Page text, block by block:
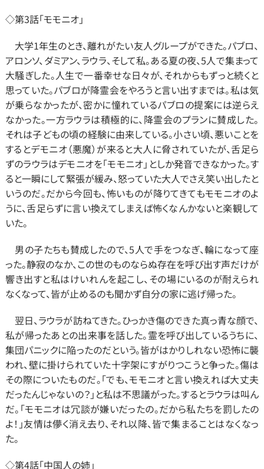
◇第3話「モモニオ」
大学1年生のとき、離れがたい友人グループができた。パブロ、
アロンソ、ダミアン、ラウラ、そして私。ある夏の夜、5人で集まって
大騒ぎした。人生で一番幸せな日々が、それからもずっと続くと
思っていた。パブロが降霊会をやろうと言い出すまでは。私は気
が乗らなかったが、密かに憧れているパブロの提案には逆らえ
なかった。一方ラウラは積極的に、降霊会のプランに賛成した。
それは子どもの頃の経験に由来している。小さい頃、悪いことを
するとデモニオ（悪魔）が来ると大人に脅されていたが、舌足ら
ずのラウラはデモニオを「モモニオ」としか発音できなかった。す
ると一瞬にして緊張が緩み、怒っていた大人でさえ笑い出したと
いうのだ。だから今回も、怖いものが降りてきてもモモニオのよ
うに、舌足らずに言い換えてしまえば怖くなんかないと楽観して
いた。
男の子たちも賛成したので、5人で手をつなぎ、輪になって座
った。静寂のなか、この世のものならぬ存在を呼び出す声だけが
響き出すと私はけいれんを起こし、その場にいるのが耐えられ
なくなって、皆が止めるのも聞かず自分の家に逃げ帰った。
翌日、ラウラが訪ねてきた。ひっかき傷のできた真っ青な顔で、
私が帰ったあとの出来事を話した。霊を呼び出しているうちに、
集団パニックに陥ったのだという。皆がはかりしれない恐怖に襲
われ、壁に掛けられていた十字架にすがりつこうと争った。傷は
その際についたものだ。「でも、モモニオと言い換えれば大丈夫
だったんじゃないの？」と私は不思議がった。するとラウラは叫ん
だ。「モモニオは冗談が嫌いだったの。だから私たちを罰したの
よ！」友情は儚く消え去り、それ以降、皆で集まることはなくなっ
た。
◇第4話「中国人の姉」